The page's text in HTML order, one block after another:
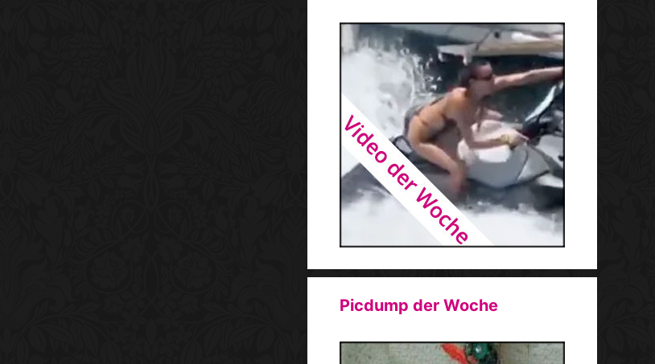
Picdump der Woche